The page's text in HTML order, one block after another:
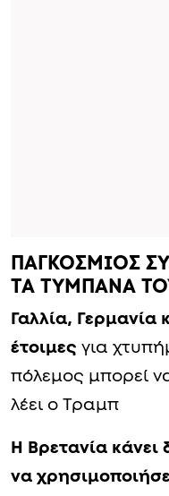
ΠΑΓΚΟΣΜΙΟΣ
ΤΑ ΤΥΜΠΑΝΑ
Γαλλία, Γερμανία
έτοιμες για
πόλεμος μπορεί
λέει ο Τραμπ
Η Βρετανία
να